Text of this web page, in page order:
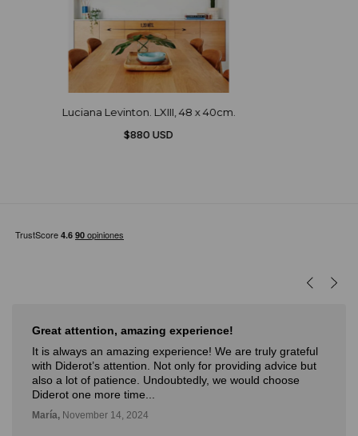
Luciana Levinton. LXIII, 48 x 40cm.
$880 USD
Muy buena experiencia
Muy buena experiencia. Diderot es una excelente y
novedosa forma de poder ver, aprender, comprar arte y
con la posibilidad de probarlo. Me fue muy bien!
Deli,September 12, 2024